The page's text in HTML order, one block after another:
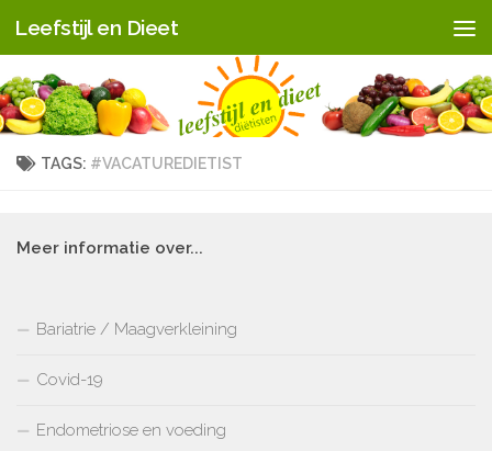
Doorgaan naar inhoud
Leefstijl en Dieet
TAGS: #VACATUREDIETIST
Meer informatie over...
Bariatrie / Maagverkleining
Covid-19
Endometriose en voeding